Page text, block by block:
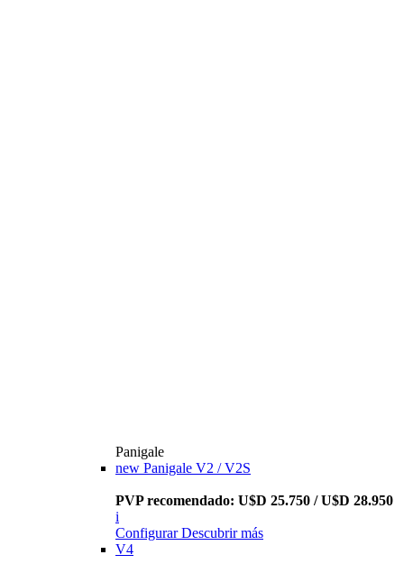
Panigale
new Panigale V2 / V2S
PVP recomendado: U$D 25.750 / U$D 28.950
i
Configurar Descubrir más
V4